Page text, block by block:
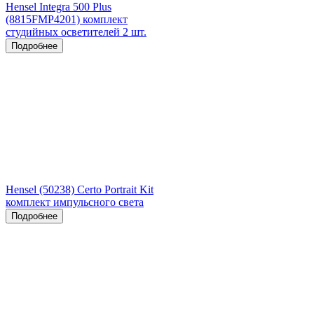
Hensel Integra 500 Plus
(8815FMP4201) комплект
студийных осветителей 2 шт.
Подробнее
Hensel (50238) Certo Portrait Kit
комплект импульсного света
Подробнее